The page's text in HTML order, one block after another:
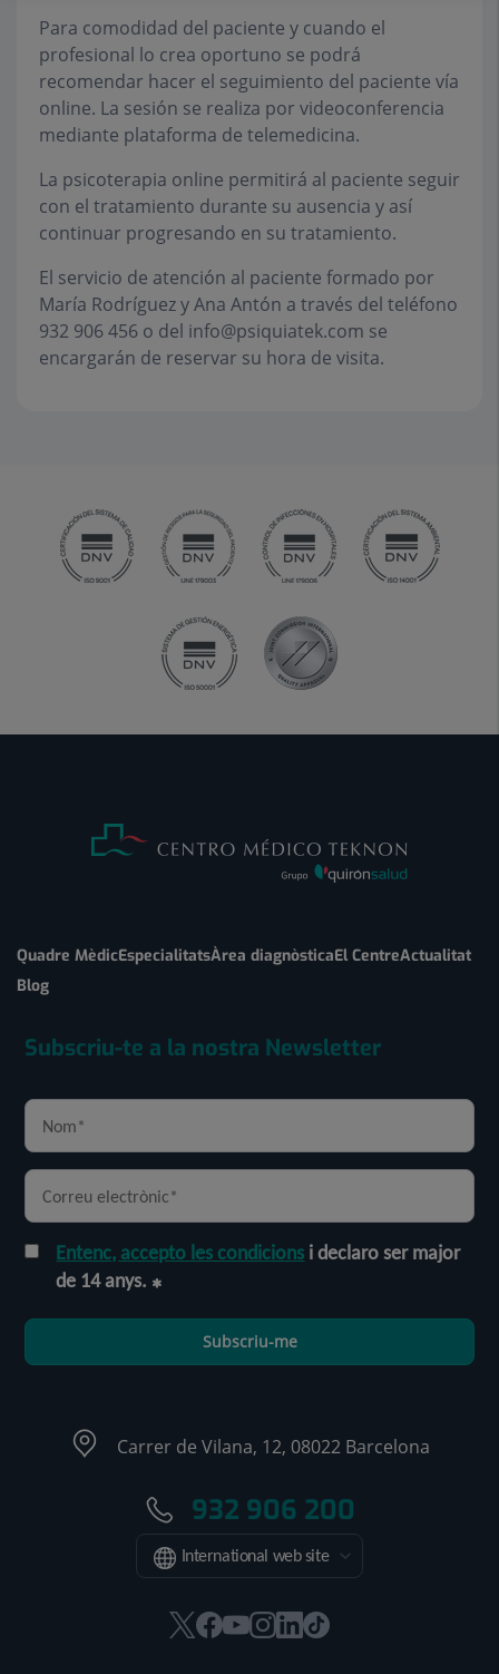
Para comodidad del paciente y cuando el
profesional lo crea oportuno se podrá
recomendar hacer el seguimiento del paciente vía
online. La sesión se realiza por videoconferencia
mediante plataforma de telemedicina.
La psicoterapia online permitirá al paciente seguir
con el tratamiento durante su ausencia y así
continuar progresando en su tratamiento.
El servicio de atención al paciente formado por
María Rodríguez y Ana Antón a través del teléfono
932 906 456 o del info@psiquiatek.com se
encargarán de reservar su hora de visita.
Quadre MèdicEspecialitatsÀrea diagnòsticaEl CentreActualitat
Blog
Subscriu-te a la nostra Newsletter
Entenc, accepto les condicions i declaro ser major
de 14 anys.
Subscriu-me
Carrer de Vilana, 12, 08022 Barcelona
932 906 200
International web site
AquestAquestAquestAquest
AquestEnllaç